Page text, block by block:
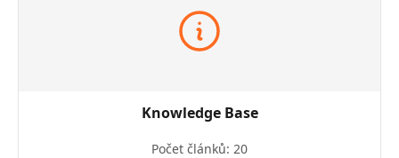
Knowledge Base
Počet článků: 20